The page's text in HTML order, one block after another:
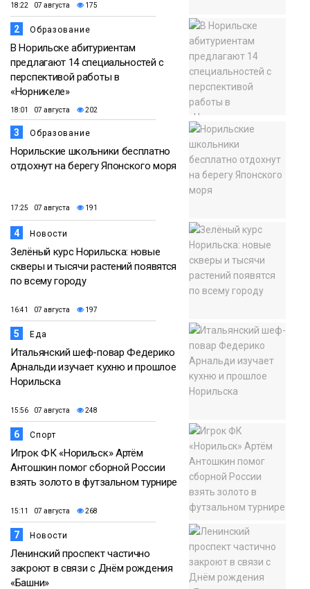
18:22 07 августа 175
2 Образование
В Норильске абитуриентам
предлагают 14 специальностей с
перспективой работы в
«Норникеле»
18:01 07 августа 202
3 Образование
Норильские школьники бесплатно
отдохнут на берегу Японского моря
17:25 07 августа 191
4 Новости
Зелёный курс Норильска: новые
скверы и тысячи растений появятся
по всему городу
16:41 07 августа 197
5 Еда
Итальянский шеф-повар Федерико
Арнальди изучает кухню и прошлое
Норильска
15:56 07 августа 248
6 Спорт
Игрок ФК «Норильск» Артём
Антошкин помог сборной России
взять золото в футзальном турнире
15:11 07 августа 268
7 Новости
Ленинский проспект частично
закроют в связи с Днём рождения
«Башни»